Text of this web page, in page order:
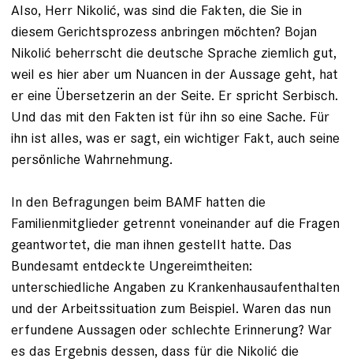
Also, Herr Nikolić, was sind die Fakten, die Sie in
diesem Gerichtsprozess anbringen möchten? Bojan
Nikolić beherrscht die deutsche Sprache ziemlich gut,
weil es hier aber um Nuancen in der Aussage geht, hat
er eine Übersetzerin an der Seite. Er spricht ­Serbisch.
Und das mit den Fakten ist für ihn so eine Sache. Für
ihn ist alles, was er sagt, ein wichtiger Fakt, auch seine
persönliche Wahrnehmung.
In den Befragungen beim BAMF hatten die
Familienmitglieder getrennt voneinander auf die Fragen
geantwortet, die man ihnen gestellt hatte. Das
Bundesamt entdeckte Ungereimtheiten:
unterschiedliche Angaben zu Krankenhausaufenthalten
und der Arbeitssituation zum Beispiel. Waren das nun
erfundene Aussagen oder schlechte Erinnerung? War
es das Ergebnis dessen, dass für die Nikolić die